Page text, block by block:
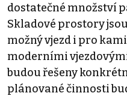
dostatečné množství
Skladové prostory
možný vjezd i pro
moderními
budou řešeny
plánované činnosti